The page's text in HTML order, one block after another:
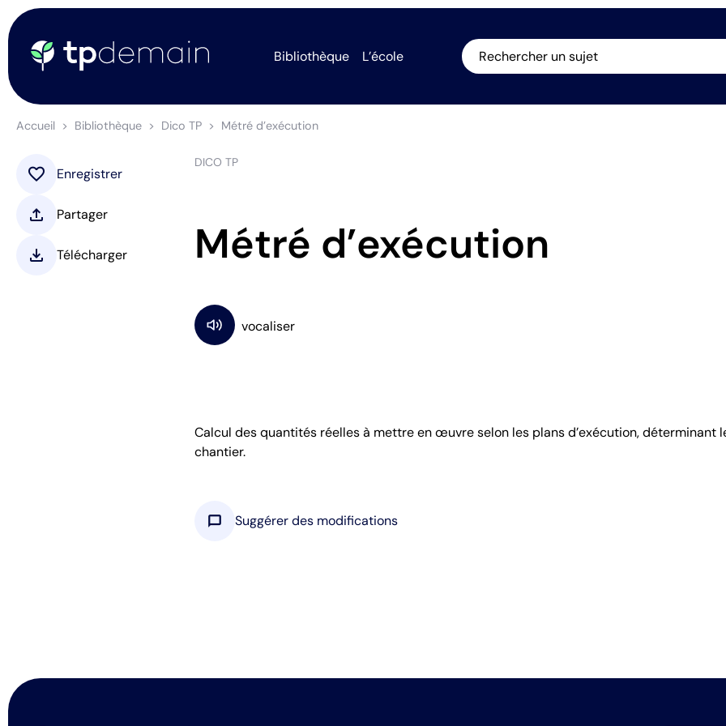
Bibliothèque L’école Rechercher un sujet
Accueil Bibliothèque Dico TP Métré d’exécution
DICO TP
Métré d’exécution
Calcul des quantités réelles à mettre en œuvre selon les plans d’exécution, déterminant
chantier.
chat_bubble Suggérer des modifications
favorite Enregistrer
upload Partager
download Télécharger